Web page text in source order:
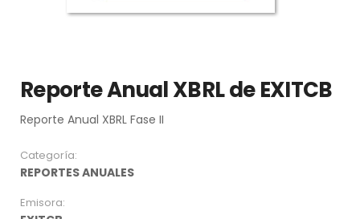
Reporte Anual XBRL de EXITCB
Reporte Anual XBRL Fase II
Categoría:
REPORTES ANUALES
Emisora: